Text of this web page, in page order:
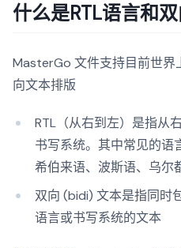
什么是RTL语言和双
MasterGo 文件支持目前世界
向文本排版
RTL（从右到左）是指从
书写系统。其中常见的语
希伯来语、波斯语、乌尔
双向 (bidi) 文本是指同时
语言或书写系统的文本